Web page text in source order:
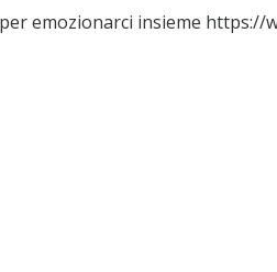
emozionarci insieme